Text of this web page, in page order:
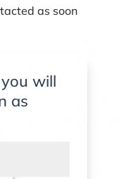
as soon
will
as